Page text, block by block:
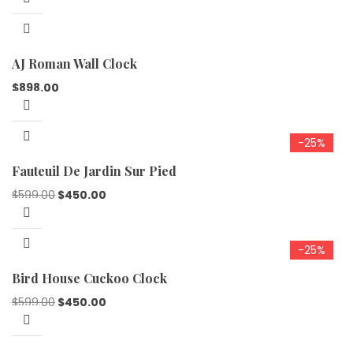
AJ Roman Wall Clock
$898.00
-25%
Fauteuil De Jardin Sur Pied
$599.00 $450.00
-25%
Bird House Cuckoo Clock
$599.00 $450.00